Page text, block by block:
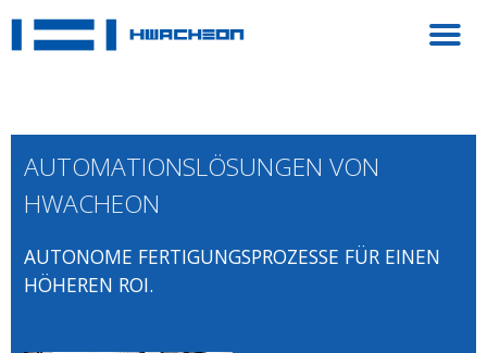
AUTOMATIONSLÖSUNGEN VON
HWACHEON
AUTONOME FERTIGUNGSPROZESSE FÜR EINEN
HÖHEREN ROI.